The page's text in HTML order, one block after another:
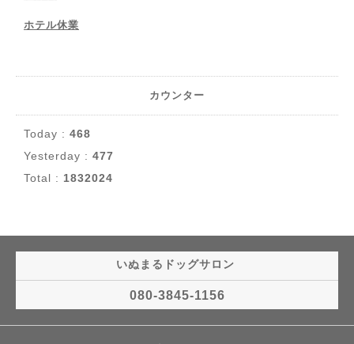
ホテル休業
カウンター
Today : 468
Yesterday : 477
Total : 1832024
いぬまるドッグサロン
080-3845-1156